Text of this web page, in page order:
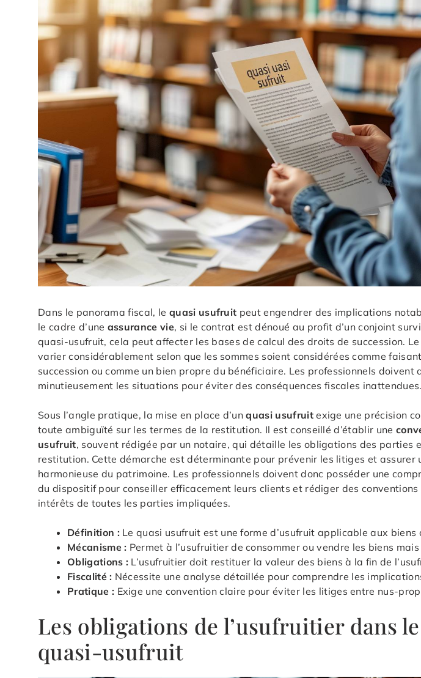
Dans le panorama fiscal, le quasi usufruit peut engendrer des implications
le cadre d’une assurance vie, si le contrat est dénoué au profit d’un conjoint
quasi-usufruit, cela peut affecter les bases de calcul des droits de succession.
varier considérablement selon que les sommes soient considérées comme
succession ou comme un bien propre du bénéficiaire. Les professionnels doivent
minutieusement les situations pour éviter des conséquences fiscales inattendues.
Sous l’angle pratique, la mise en place d’unquasi usufruitexige une précision
toute ambiguïté sur les termes de la restitution. Il est conseillé d’établir une
usufruit, souvent rédigée par un notaire, qui détaille les obligations des parties
restitution. Cette démarche est déterminante pour prévenir les litiges et assurer
harmonieuse du patrimoine. Les professionnels doivent donc posséder une
du dispositif pour conseiller efficacement leurs clients et rédiger des
intérêts de toutes les parties impliquées.
Définition : Le quasi usufruit est une forme d’usufruit applicable aux biens
Mécanisme : Permet à l’usufruitier de consommer ou vendre les biens
Obligations : L’usufruitier doit restituer la valeur des biens à la fin de
Fiscalité : Nécessite une analyse détaillée pour comprendre les
Pratique : Exige une convention claire pour éviter les litiges entre nus-
Les obligations de l’usufruitier dans
quasi-usufruit